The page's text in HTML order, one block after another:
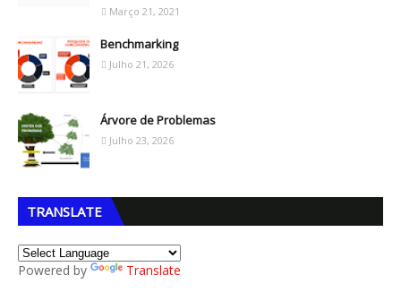
Março 21, 2021
Benchmarking
Julho 21, 2026
Árvore de Problemas
Julho 23, 2026
TRANSLATE
Powered by Translate